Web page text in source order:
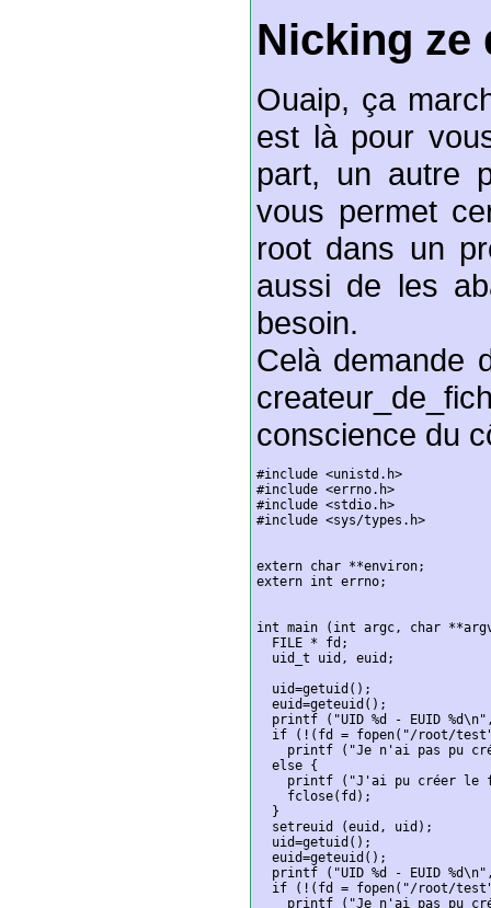
Nicking ze
Ouaip, ça
est là pour
part, un autre
vous permet
root dans un
aussi de les
besoin.
Celà demande
conscience du
#include <unistd.h>
#include <errno.h>
#include <stdio.h>
#include <sys/types.h>
extern char **environ;
extern int errno;
int main (int argc, char
  FILE * fd;
  uid_t uid, euid;
  uid=getuid();
  euid=geteuid();
printf ("UID %d - EUID
if (!(fd = fopen("/root/
printf ("Je n'ai pas pu
  else {
printf ("J'ai pu créer le
    fclose(fd);
  }
  setreuid (euid, uid);
  uid=getuid();
  euid=geteuid();
printf ("UID %d - EUID
if (!(fd = fopen("/root/
printf ("Je n'ai pas pu